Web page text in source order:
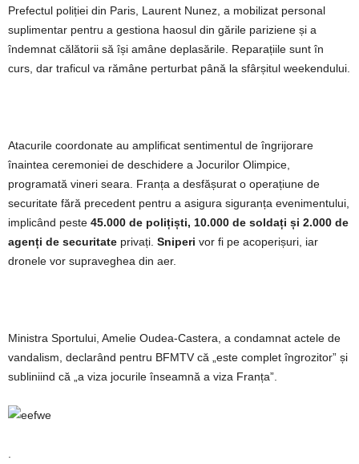
Prefectul poliției din Paris, Laurent Nunez, a mobilizat personal
suplimentar pentru a gestiona haosul din gările pariziene și a
îndemnat călătorii să își amâne deplasările. Reparațiile sunt în
curs, dar traficul va rămâne perturbat până la sfârșitul weekendului.
Atacurile coordonate au amplificat sentimentul de îngrijorare
înaintea ceremoniei de deschidere a Jocurilor Olimpice,
programată vineri seara. Franța a desfășurat o operațiune de
securitate fără precedent pentru a asigura siguranța evenimentului,
implicând peste 45.000 de polițiști, 10.000 de soldați și 2.000 de
agenți de securitate privați. Sniperi vor fi pe acoperișuri, iar
dronele vor supraveghea din aer.
Ministra Sportului, Amelie Oudea-Castera, a condamnat actele de
vandalism, declarând pentru BFMTV că „este complet îngrozitor” și
subliniind că „a viza jocurile înseamnă a viza Franța”.